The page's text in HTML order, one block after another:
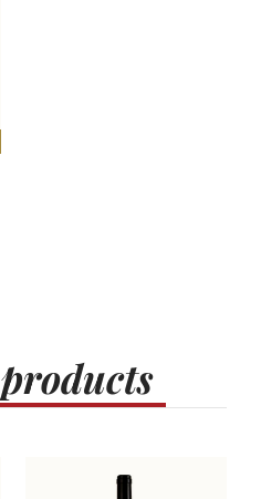
products